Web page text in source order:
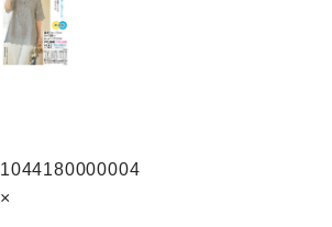
1044180000004
×